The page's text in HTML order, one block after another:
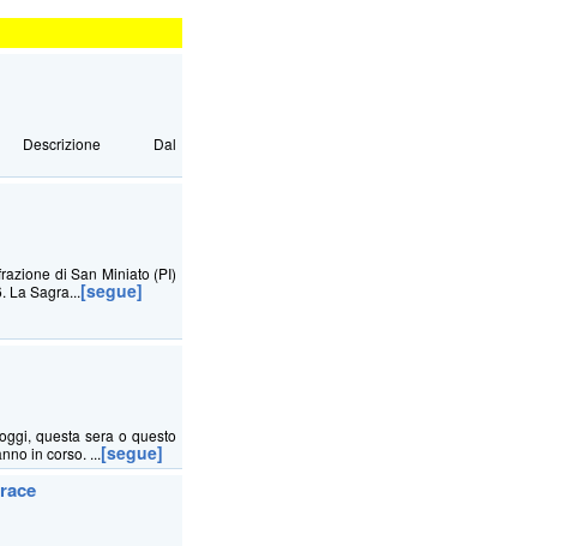
Descrizione Dal
di San Miniato (PI)
La Sagra...[segue]
questa sera o questo
in corso. ...[segue]